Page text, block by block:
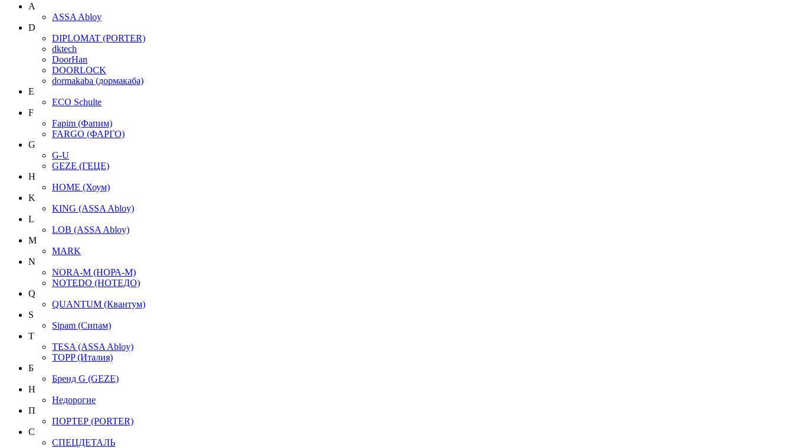
A
ASSA Abloy
D
DIPLOMAT (PORTER)
dktech
DoorHan
DOORLOCK
dormakaba (дормакаба)
E
ECO Schulte
F
Fapim (Фапим)
FARGO (ФАРГО)
G
G-U
GEZE (ГЕЦЕ)
H
HOME (Хоум)
K
KING (ASSA Abloy)
L
LOB (ASSA Abloy)
M
MARK
N
NORA-M (НОРА-М)
NOTEDO (НОТЕДО)
Q
QUANTUM (Квантум)
S
Sipam (Сипам)
T
TESA (ASSA Abloy)
TOPP (Италия)
Б
Бренд G (GEZE)
Н
Недорогие
П
ПОРТЕР (PORTER)
С
СПЕЦДЕТАЛЬ